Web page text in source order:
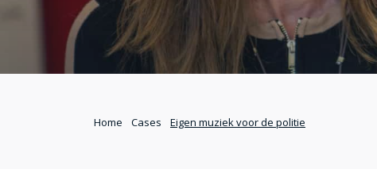
Home Cases Eigen muziek voor de politie